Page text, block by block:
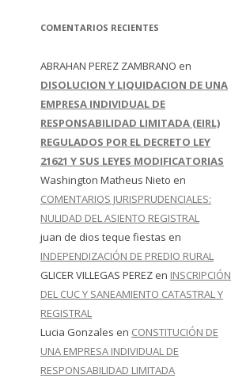
COMENTARIOS RECIENTES
ABRAHAN PEREZ ZAMBRANO en
DISOLUCION Y LIQUIDACION DE UNA
EMPRESA INDIVIDUAL DE
RESPONSABILIDAD LIMITADA (EIRL)
REGULADOS POR EL DECRETO LEY
21621 Y SUS LEYES MODIFICATORIAS
Washington Matheus Nieto en
COMENTARIOS JURISPRUDENCIALES:
NULIDAD DEL ASIENTO REGISTRAL
juan de dios teque fiestas en
INDEPENDIZACIÓN DE PREDIO RURAL
GLICER VILLEGAS PEREZ en INSCRIPCIÓN
DEL CUC Y SANEAMIENTO CATASTRAL Y
REGISTRAL
Lucia Gonzales en CONSTITUCIÓN DE
UNA EMPRESA INDIVIDUAL DE
RESPONSABILIDAD LIMITADA